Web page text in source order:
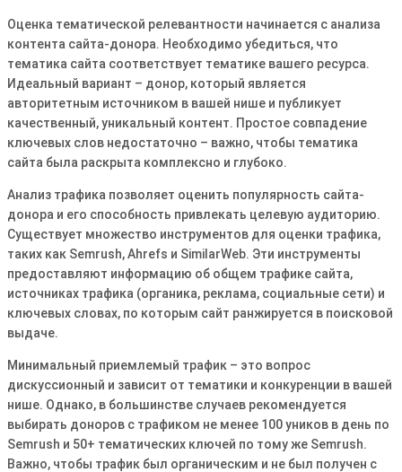
Оценка тематической релевантности начинается с анализа
контента сайта-донора․ Необходимо убедиться, что
тематика сайта соответствует тематике вашего ресурса․
Идеальный вариант – донор, который является
авторитетным источником в вашей нише и публикует
качественный, уникальный контент․ Простое совпадение
ключевых слов недостаточно – важно, чтобы тематика
сайта была раскрыта комплексно и глубоко․
Анализ трафика позволяет оценить популярность сайта-
донора и его способность привлекать целевую аудиторию․
Существует множество инструментов для оценки трафика,
таких как Semrush, Ahrefs и SimilarWeb․ Эти инструменты
предоставляют информацию об общем трафике сайта,
источниках трафика (органика, реклама, социальные сети) и
ключевых словах, по которым сайт ранжируется в поисковой
выдаче․
Минимальный приемлемый трафик – это вопрос
дискуссионный и зависит от тематики и конкуренции в вашей
нише․ Однако, в большинстве случаев рекомендуется
выбирать доноров с трафиком не менее 100 уников в день по
Semrush и 50+ тематических ключей по тому же Semrush․
Важно, чтобы трафик был органическим и не был получен с